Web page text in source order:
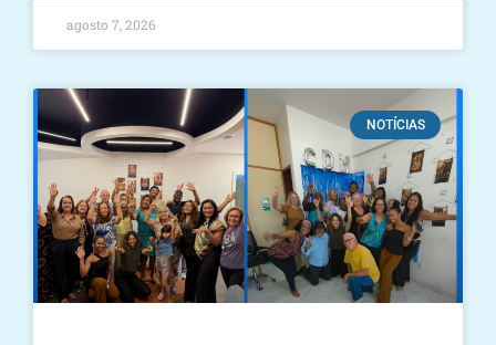
agosto 7, 2026
NOTÍCIAS